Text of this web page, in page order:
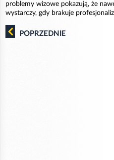
problemy wizowe pokazują, że
wystarczy, gdy brakuje
POPRZEDNIE